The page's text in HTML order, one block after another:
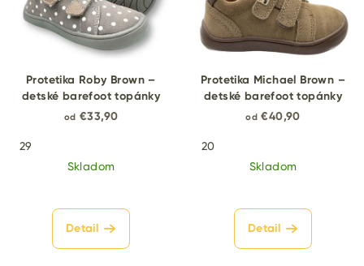
Protetika Roby Brown –
detské barefoot topánky
od €33,90
29
Skladom
Detail
Protetika Michael Brown –
detské barefoot topánky
od €40,90
20
Skladom
Detail